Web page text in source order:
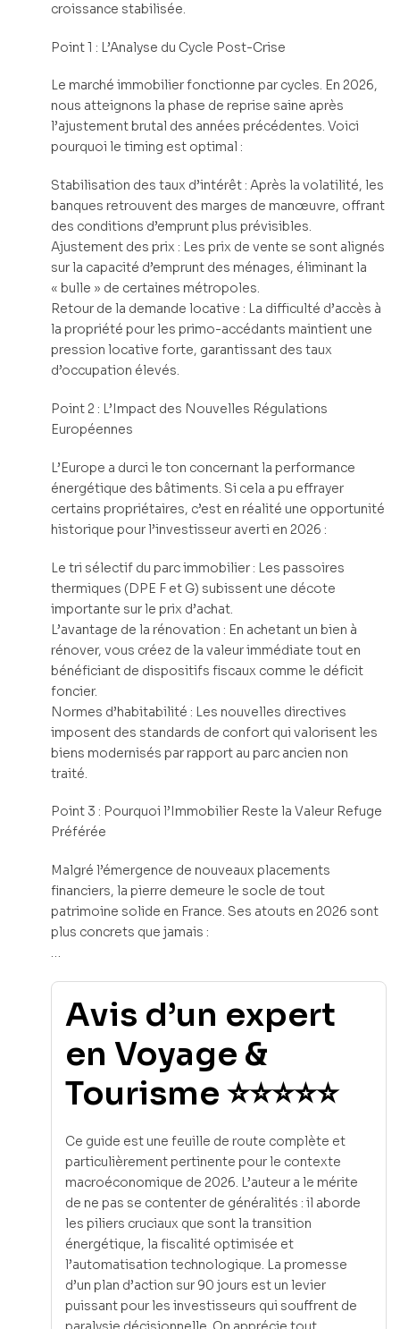
croissance stabilisée.
Point 1 : L’Analyse du Cycle Post-Crise
Le marché immobilier fonctionne par cycles. En 2026,
nous atteignons la phase de reprise saine après
l’ajustement brutal des années précédentes. Voici
pourquoi le timing est optimal :
Stabilisation des taux d’intérêt : Après la volatilité, les
banques retrouvent des marges de manœuvre, offrant
des conditions d’emprunt plus prévisibles.
Ajustement des prix : Les prix de vente se sont alignés
sur la capacité d’emprunt des ménages, éliminant la
« bulle » de certaines métropoles.
Retour de la demande locative : La difficulté d’accès à
la propriété pour les primo-accédants maintient une
pression locative forte, garantissant des taux
d’occupation élevés.
Point 2 : L’Impact des Nouvelles Régulations
Européennes
L’Europe a durci le ton concernant la performance
énergétique des bâtiments. Si cela a pu effrayer
certains propriétaires, c’est en réalité une opportunité
historique pour l’investisseur averti en 2026 :
Le tri sélectif du parc immobilier : Les passoires
thermiques (DPE F et G) subissent une décote
importante sur le prix d’achat.
L’avantage de la rénovation : En achetant un bien à
rénover, vous créez de la valeur immédiate tout en
bénéficiant de dispositifs fiscaux comme le déficit
foncier.
Normes d’habitabilité : Les nouvelles directives
imposent des standards de confort qui valorisent les
biens modernisés par rapport au parc ancien non
traité.
Point 3 : Pourquoi l’Immobilier Reste la Valeur Refuge
Préférée
Malgré l’émergence de nouveaux placements
financiers, la pierre demeure le socle de tout
patrimoine solide en France. Ses atouts en 2026 sont
plus concrets que jamais :
…
Avis d’un expert
en Voyage &
Tourisme ⭐⭐⭐⭐⭐
Ce guide est une feuille de route complète et
particulièrement pertinente pour le contexte
macroéconomique de 2026. L’auteur a le mérite
de ne pas se contenter de généralités : il aborde
les piliers cruciaux que sont la transition
énergétique, la fiscalité optimisée et
l’automatisation technologique. La promesse
d’un plan d’action sur 90 jours est un levier
puissant pour les investisseurs qui souffrent de